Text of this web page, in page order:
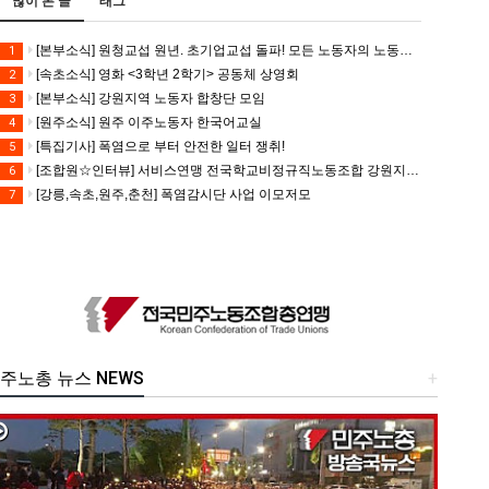
1 [본부소식] 원청교섭 원년. 초기업교섭 돌파! 모든 노동자의 노동기본권 쟁취! 민주노총 7.15 총파업대회
2 [속초소식] 영화 <3학년 2학기> 공동체 상영회
3 [본부소식] 강원지역 노동자 합창단 모임
4 [원주소식] 원주 이주노동자 한국어교실
5 [특집기사] 폭염으로 부터 안전한 일터 쟁취!
6 [조합원☆인터뷰] 서비스연맹 전국학교비정규직노동조합 강원지부 김유미 춘천지회장
7 [강릉,속초,원주,춘천] 폭염감시단 사업 이모저모
+
노총 뉴스 NEWS